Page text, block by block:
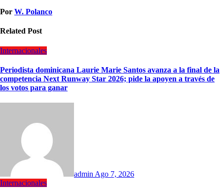
Por W. Polanco
Related Post
Internacionales
Periodista dominicana Laurie Marie Santos avanza a la final de la
competencia Next Runway Star 2026; pide la apoyen a través de
los votos para ganar
admin Ago 7, 2026
Internacionales